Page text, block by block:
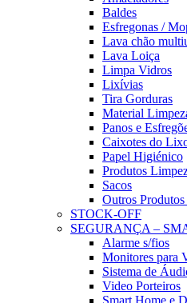
Baldes
Esfregonas /
Lava chão
Lava Loiça
Limpa Vidros
Lixívias
Tira Gorduras
Material
Panos e
Caixotes do
Papel Higiénico
Produtos
Sacos
Outros
STOCK-OFF
SEGURANÇA –
Alarme s/fios
Monitores para
Sistema de
Video Porteiros
Smart Home e